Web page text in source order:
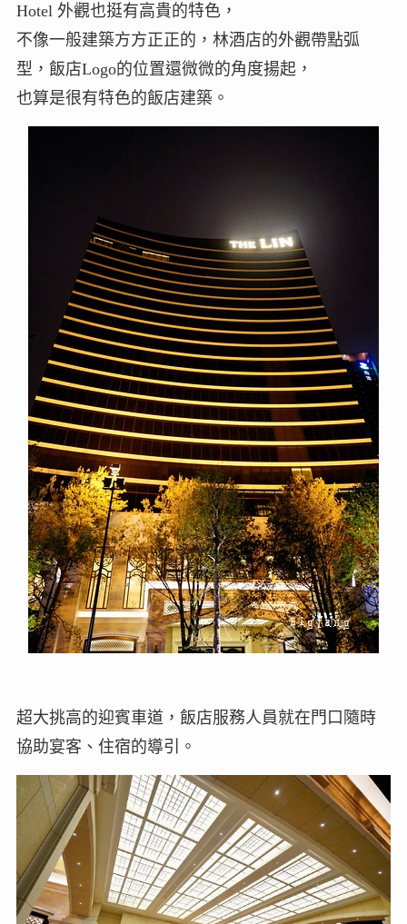
Hotel 外觀也挺有高貴的特色，
不像一般建築方方正正的，林酒店的外觀帶點弧
型，飯店Logo的位置還微微的角度揚起，
也算是很有特色的飯店建築。
超大挑高的迎賓車道，飯店服務人員就在門口隨時
協助宴客、住宿的導引。